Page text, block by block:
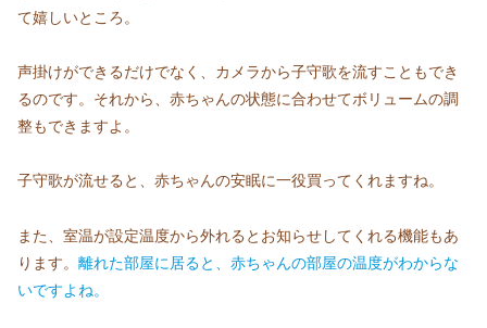
て嬉しいところ。
声掛けができるだけでなく、カメラから子守歌を流すこともでき
るのです。それから、赤ちゃんの状態に合わせてボリュームの調
整もできますよ。
子守歌が流せると、赤ちゃんの安眠に一役買ってくれますね。
また、室温が設定温度から外れるとお知らせしてくれる機能もあ
ります。 離れた部屋に居ると、赤ちゃんの部屋の温度がわからな
いですよね。